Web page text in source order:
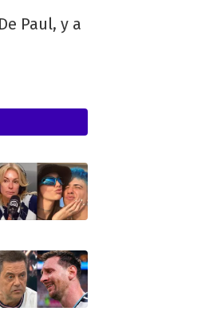
Paul, y a